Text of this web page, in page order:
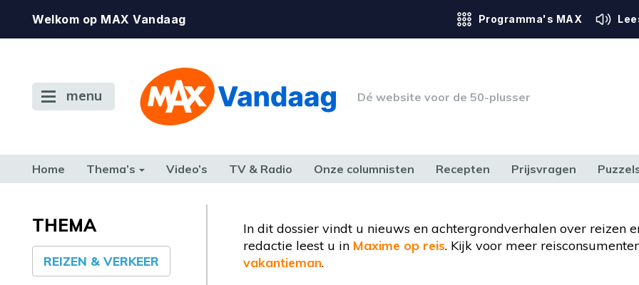
Welkom op MAX Vandaag Programma's MAX
menu Dé website voor de 50-plusser
Home Thema’s Video’s TV & Radio Onze columnisten Recepten Prijsvragen
TERUG NAAR TOEN
THEMA
REIZEN & VERKEER
In dit dossier vindt u nieuws en achtergrondverhalen over reizen
redactie leest u in Maxime op reis. Kijk voor meer
vakantieman.